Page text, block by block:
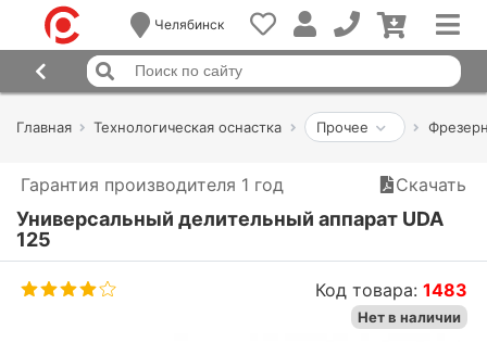
Челябинск
Главная Технологическая оснастка Прочее
Гарантия производителя 1 год Скачать
Универсальный делительный аппарат UDA
125
Код товара:1483
Нет в наличии